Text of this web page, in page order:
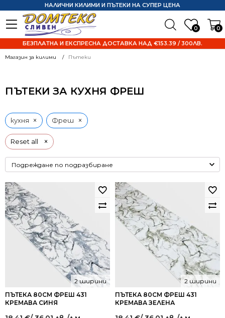
0 0
НАЛИЧНИ КИЛИМИ И ПЪТЕКИ НА СУПЕР ЦЕНА
БЕЗПЛАТНА И ЕКСПРЕСНА ДОСТАВКА НАД €153.39 / 300ЛВ.
Магазин за килими Пътеки
ПЪТЕКИ ЗА КУХНЯ ФРЕШ
Reset all ×
кухня × Фреш ×
ПЪТЕКА 80СМ ФРЕШ 431
КРЕМАВА СИНЯ
2 ширини
ПЪТЕКА 80СМ ФРЕШ 431
КРЕМАВА ЗЕЛЕНА
2 ширини